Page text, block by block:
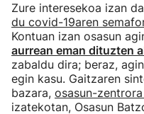
Zure interesekoa izan
du covid-19aren
Kontuan izan osasun
aurrean eman dituzten
zabaldu dira; beraz,
egin kasu. Gaitzaren
bazara, osasun-
izatekotan, Osasun